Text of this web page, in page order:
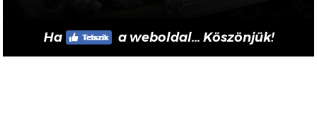
Ha a weboldal... Köszönjük!